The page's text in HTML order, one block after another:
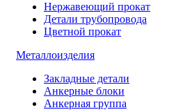
Нержавеющий прокат
Детали трубопровода
Цветной прокат
Металлоизделия
Закладные детали
Анкерные блоки
Анкерная группа